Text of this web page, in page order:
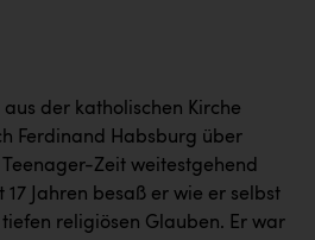
aus der katholischen Kirche
Ferdinand Habsburg über
Zeit weitestgehend
17 Jahren besaß er wie er selbst
religiösen Glauben. Er war